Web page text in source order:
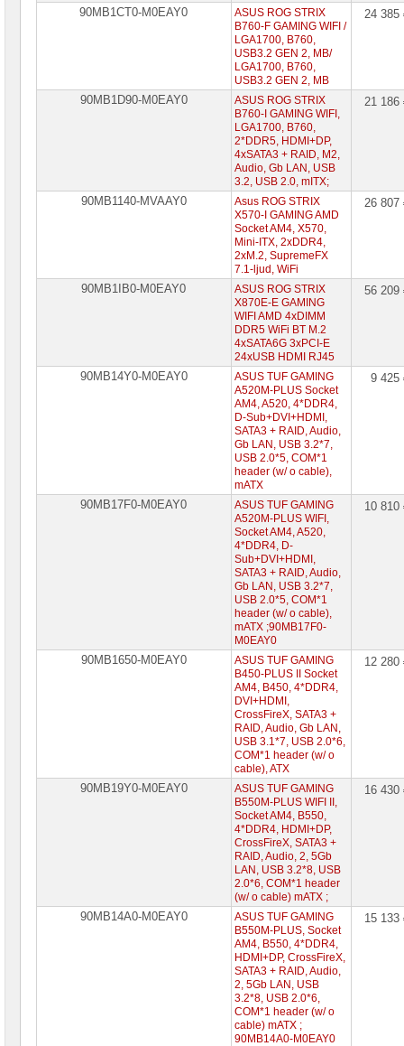
90MB1CT0-M0EAY0
ASUS ROG STRIX
B760-F GAMING WIFI /
LGA1700, B760,
USB3.2 GEN 2, MB/
LGA1700, B760,
USB3.2 GEN 2, MB
24
90MB1D90-M0EAY0
ASUS ROG STRIX
B760-I GAMING WIFI,
LGA1700, B760,
2*DDR5, HDMI+DP,
4xSATA3 + RAID, M2,
Audio, Gb LAN, USB
3.2, USB 2.0, mITX;
21
90MB1140-MVAAY0
Asus ROG STRIX
X570-I GAMING AMD
Socket AM4, X570,
Mini-ITX, 2xDDR4,
2xM.2, SupremeFX
7.1-ljud, WiFi
26
90MB1IB0-M0EAY0
ASUS ROG STRIX
X870E-E GAMING
WIFI AMD 4xDIMM
DDR5 WiFi BT M.2
4xSATA6G 3xPCI-E
24xUSB HDMI RJ45
56
90MB14Y0-M0EAY0
ASUS TUF GAMING
A520M-PLUS Socket
AM4, A520, 4*DDR4,
D-Sub+DVI+HDMI,
SATA3 + RAID, Audio,
Gb LAN, USB 3.2*7,
USB 2.0*5, COM*1
header (w/ o cable),
mATX
9
90MB17F0-M0EAY0
ASUS TUF GAMING
A520M-PLUS WIFI,
Socket AM4, A520,
4*DDR4, D-
Sub+DVI+HDMI,
SATA3 + RAID, Audio,
Gb LAN, USB 3.2*7,
USB 2.0*5, COM*1
header (w/ o cable),
mATX ;90MB17F0-
M0EAY0
10
90MB1650-M0EAY0
ASUS TUF GAMING
B450-PLUS II Socket
AM4, B450, 4*DDR4,
DVI+HDMI,
CrossFireX, SATA3 +
RAID, Audio, Gb LAN,
USB 3.1*7, USB 2.0*6,
COM*1 header (w/ o
cable), ATX
12
90MB19Y0-M0EAY0
ASUS TUF GAMING
B550M-PLUS WIFI II,
Socket AM4, B550,
4*DDR4, HDMI+DP,
CrossFireX, SATA3 +
RAID, Audio, 2, 5Gb
LAN, USB 3.2*8, USB
2.0*6, COM*1 header
(w/ o cable) mATX ;
16
90MB14A0-M0EAY0
ASUS TUF GAMING
B550M-PLUS, Socket
AM4, B550, 4*DDR4,
HDMI+DP, CrossFireX,
SATA3 + RAID, Audio,
2, 5Gb LAN, USB
3.2*8, USB 2.0*6,
COM*1 header (w/ o
cable) mATX ;
90MB14A0-M0EAY0
15